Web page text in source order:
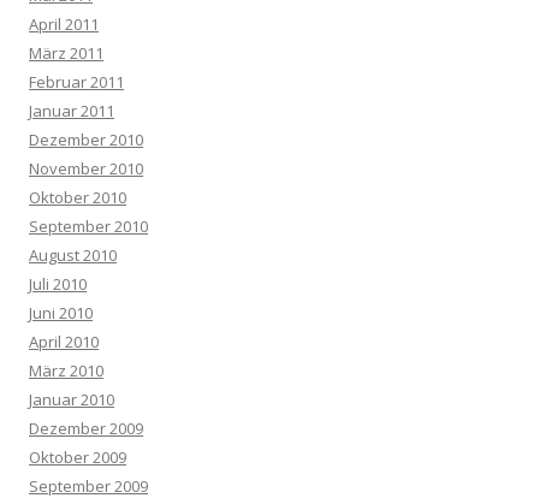
April 2011
März 2011
Februar 2011
Januar 2011
Dezember 2010
November 2010
Oktober 2010
September 2010
August 2010
Juli 2010
Juni 2010
April 2010
März 2010
Januar 2010
Dezember 2009
Oktober 2009
September 2009